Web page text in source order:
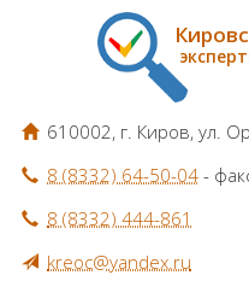
610002, г. Киров, ул.
8 (8332) 64-50-04 -
8 (8332) 444-861
kreoc@yandex.ru